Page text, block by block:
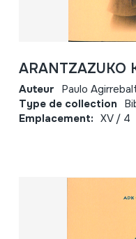
ARANTZAZUKO
Auteur Paulo
Type de collection
Emplacement: XV / 4